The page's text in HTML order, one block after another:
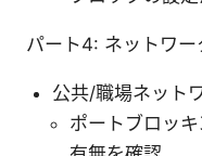
パート4: ネットワ
公共/職場ネット
ポートブロッ